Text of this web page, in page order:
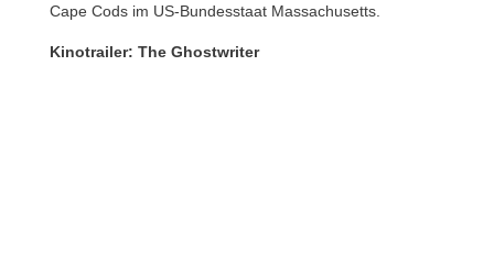
Cape Cods im US-Bundesstaat Massachusetts.
Kinotrailer: The Ghostwriter